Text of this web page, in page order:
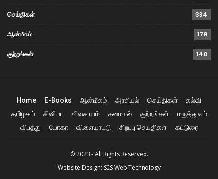
செய்திகள் 334
ஆன்மீகம் 178
குற்றங்கள் 140
Home E-Books ஆன்மீகம் அரசியல் செய்திகள்
கல்வி
தமிழகம்
சினிமா விவசாயம் சமையல் குற்றங்கள்
மருத்துவம்
விபத்து
யோகா விளையாட்டு சிறப்பு செய்திகள் கட்டுரை
© 2023 - All Rights Reserved.
Website Design: S2S Web Technology